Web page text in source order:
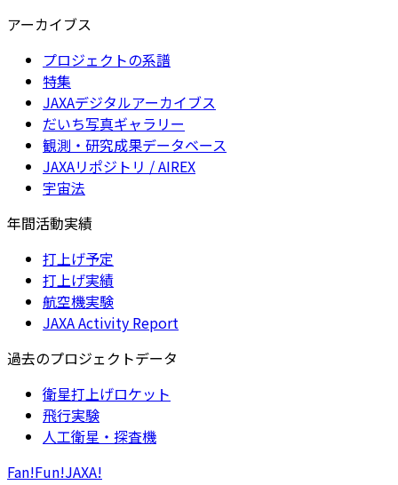
アーカイブス
プロジェクトの系譜
特集
JAXAデジタルアーカイブス
だいち写真ギャラリー
観測・研究成果データベース
JAXAリポジトリ / AIREX
宇宙法
年間活動実績
打上げ予定
打上げ実績
航空機実験
JAXA Activity Report
過去のプロジェクトデータ
衛星打上げロケット
飛行実験
人工衛星・探査機
Fan!Fun!JAXA!